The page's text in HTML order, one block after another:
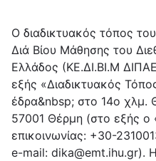
Ο διαδικτυακός τόπος
Διά Βίου Μάθησης του
Ελλάδος (ΚΕ.ΔΙ.ΒΙ.Μ
εξής «Διαδικτυακός
έδρα&nbsp; στο 14ο χλμ.
57001 Θέρμη (στο εξής
επικοινωνίας: +30-
e-mail: dika@emt.ihu.gr). Η